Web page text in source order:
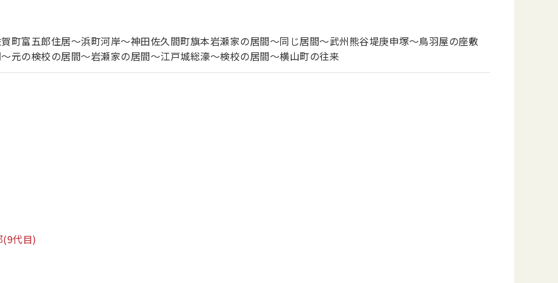
町富五郎住居～浜町河岸～神田佐久間町旗本岩瀬家の居間～同じ居間～武州熊谷堤庚申塚～鳥羽屋の座敷
元の検校の居間～岩瀬家の居間～江戸城総濠～検校の居間～横山町の往来
(9代目)